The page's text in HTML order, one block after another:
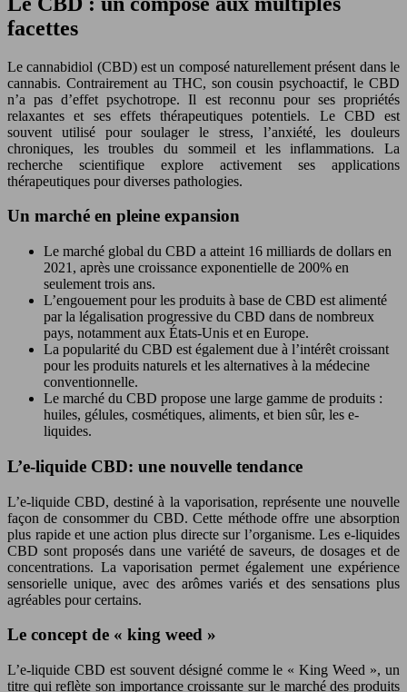
facettes
Le cannabidiol (CBD) est un composé naturellement présent dans le
cannabis. Contrairement au THC, son cousin psychoactif, le CBD
n’a pas d’effet psychotrope. Il est reconnu pour ses propriétés
relaxantes et ses effets thérapeutiques potentiels. Le CBD est
souvent utilisé pour soulager le stress, l’anxiété, les douleurs
chroniques, les troubles du sommeil et les inflammations. La
recherche scientifique explore activement ses applications
thérapeutiques pour diverses pathologies.
Un marché en pleine expansion
Le marché global du CBD a atteint 16 milliards de dollars en
2021, après une croissance exponentielle de 200% en
seulement trois ans.
L’engouement pour les produits à base de CBD est alimenté
par la légalisation progressive du CBD dans de nombreux
pays, notamment aux États-Unis et en Europe.
La popularité du CBD est également due à l’intérêt croissant
pour les produits naturels et les alternatives à la médecine
conventionnelle.
Le marché du CBD propose une large gamme de produits :
huiles, gélules, cosmétiques, aliments, et bien sûr, les e-
liquides.
L’e-liquide CBD: une nouvelle tendance
L’e-liquide CBD, destiné à la vaporisation, représente une nouvelle
façon de consommer du CBD. Cette méthode offre une absorption
plus rapide et une action plus directe sur l’organisme. Les e-liquides
CBD sont proposés dans une variété de saveurs, de dosages et de
concentrations. La vaporisation permet également une expérience
sensorielle unique, avec des arômes variés et des sensations plus
agréables pour certains.
Le concept de « king weed »
L’e-liquide CBD est souvent désigné comme le « King Weed », un
titre qui reflète son importance croissante sur le marché des produits